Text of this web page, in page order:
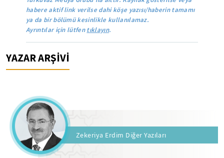
habere aktif link verilse dahi köşe yazısı/haberin tamamı
ya da bir bölümü kesinlikle kullanılamaz.
Ayrıntılar için lütfentıklayın.
YAZAR ARŞİVİ
Zekeriya Erdim Diğer Yazıları